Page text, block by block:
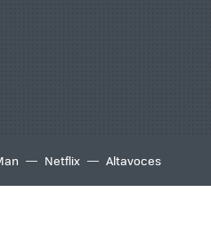
Netflix Altavoces